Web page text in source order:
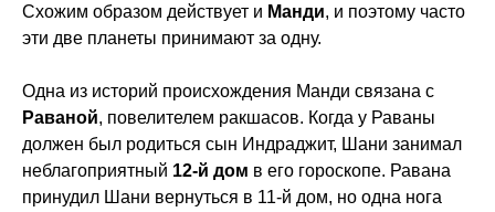
Схожим образом действует и Манди, и поэтому часто
эти две планеты принимают за одну.
Одна из историй происхождения Манди связана с
Раваной, повелителем ракшасов. Когда у Раваны
должен был родиться сын Индраджит, Шани занимал
неблагоприятный 12-й дом в его гороскопе. Равана
принудил Шани вернуться в 11-й дом, но одна нога